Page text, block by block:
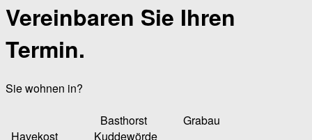
Vereinbaren Sie Ihren
Termin.
Sie wohnen in?
Basthorst Grabau
Havekost Kuddewörde